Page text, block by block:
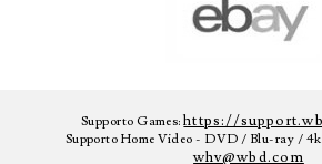
Supporto Games:https://
Supporto Home Video - DVD / Blu-ray /
whv@wbd.com